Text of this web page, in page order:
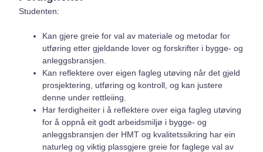
Studenten:
Kan gjere greie for val av materiale og metodar for
utføring etter gjeldande lover og forskrifter i bygge- og
anleggsbransjen.
Kan reflektere over eigen fagleg utøving når det gjeld
prosjektering, utføring og kontroll, og kan justere
denne under rettleiing.
Har ferdigheiter i å reflektere over eiga fagleg utøving
for å oppnå eit godt arbeidsmiljø i bygge- og
anleggsbransjen der HMT og kvalitetssikring har ein
naturleg og viktig plassgjere greie for faglege val av